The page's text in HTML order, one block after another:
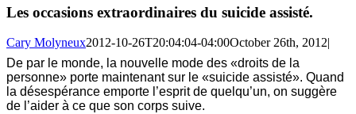
Les occasions extraordinaires du suicide assisté.
Cary Molyneux2012-10-26T20:04:04-04:00October 26th, 2012|
De par le monde, la nouvelle mode des «droits de la
personne» porte maintenant sur le «suicide assisté». Quand
la désespérance emporte l’esprit de quelqu’un, on suggère
de l’aider à ce que son corps suive.